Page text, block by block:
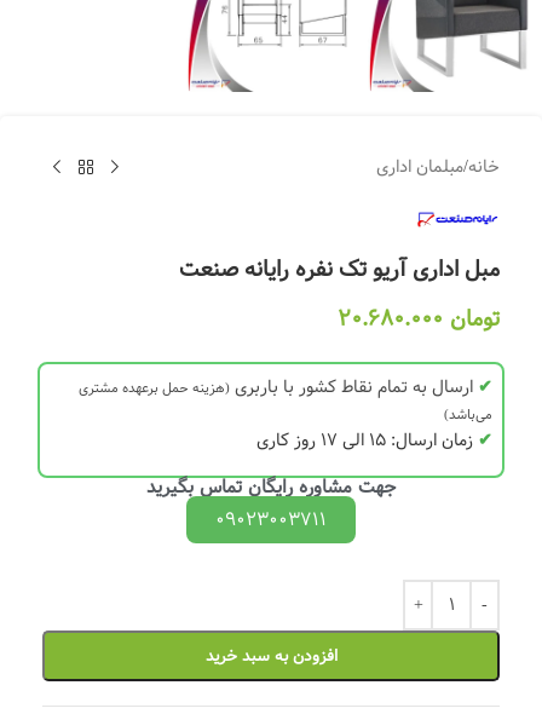
خانه/مبلمان اداری
مبل اداری آریو تک نفره رایانه صنعت
تومان
✔ ارسال به تمام نقاط کشور با باربری(هزینه حمل برعهده مشتری
می‌باشد)
✔ زمان ارسال: 15 الی 17 روز کاری
جهت مشاوره رایگان تماس بگیرید
09023003711
افزودن به سبد خرید